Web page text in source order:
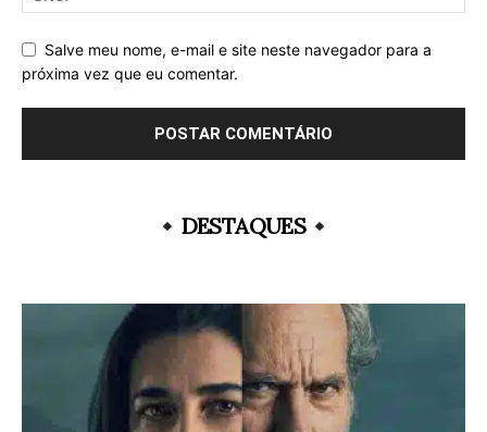
Salve meu nome, e-mail e site neste navegador para a
próxima vez que eu comentar.
DESTAQUES